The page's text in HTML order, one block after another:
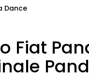
Dance
Fiat